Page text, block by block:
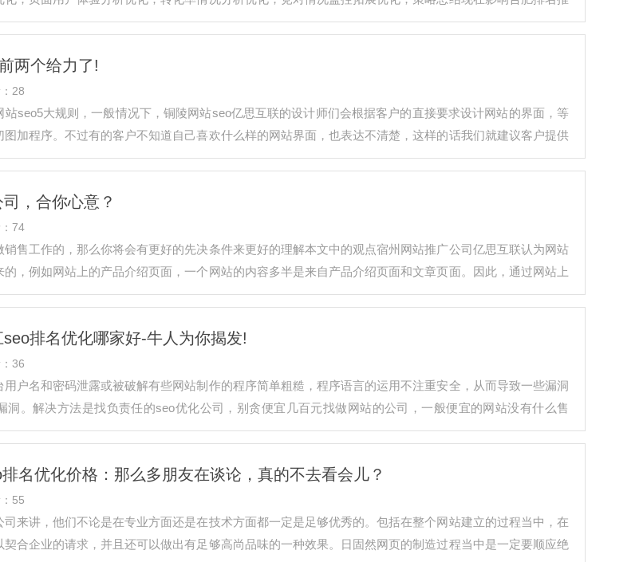
两个给力了!
28
seo5大规则，一般情况下，铜陵网站seo亿思互联的设计师们会根据客户的直接要求设计网站的界面，等
加程序。不过有的客户不知道自己喜欢什么样的网站界面，也表达不清楚，这样的话我们就建议客户提供
，合你心意？
74
售工作的，那么你将会有更好的先决条件来更好的理解本文中的观点宿州网站推广公司亿思互联认为网站
，例如网站上的产品介绍页面，一个网站的内容多半是来自产品介绍页面和文章页面。因此，通过网站上
排名优化哪家好-牛人为你揭发!
36
户名和密码泄露或被破解有些网站制作的程序简单粗糙，程序语言的运用不注重安全，从而导致一些漏洞
洞。解决方法是找负责任的seo优化公司，别贪便宜几百元找做网站的公司，一般便宜的网站没有什么售
名优化价格：那么多朋友在谈论，真的不去看会儿？
55
来讲，他们不论是在专业方面还是在技术方面都一定是足够优秀的。包括在整个网站建立的过程当中，在
合企业的请求，并且还可以做出有足够高尚品味的一种效果。日固然网页的制造过程当中是一定要顺应绝